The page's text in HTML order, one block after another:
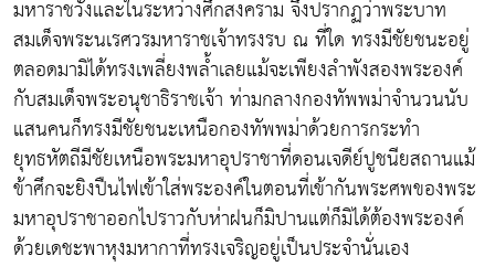
มหาราชวังและในระหว่างศึกสงคราม จึงปรากฏว่าพระบาท
สมเด็จพระนเรศวรมหาราชเจ้าทรงรบ ณ ที่ใด ทรงมีชัยชนะอยู่
ตลอดมามิได้ทรงเพลี่ยงพล้ำเลยแม้จะเพียงลำพังสองพระองค์
กับสมเด็จพระอนุชาธิราชเจ้า ท่ามกลางกองทัพพม่าจำนวนนับ
แสนคนก็ทรงมีชัยชนะเหนือกองทัพพม่าด้วยการกระทำ
ยุทธหัตถีมีชัยเหนือพระมหาอุปราชาที่ดอนเจดีย์ปูชนียสถานแม้
ข้าศึกจะยิงปืนไฟเข้าใส่พระองค์ในตอนที่เข้ากันพระศพของพระ
มหาอุปราชาออกไปราวกับห่าฝนก็มิปานแต่ก็มิได้ต้องพระองค์
ด้วยเดชะพาหุงมหากาที่ทรงเจริญอยู่เป็นประจำนั่นเอง